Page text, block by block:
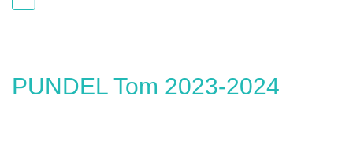
PUNDEL Tom 2023-2024